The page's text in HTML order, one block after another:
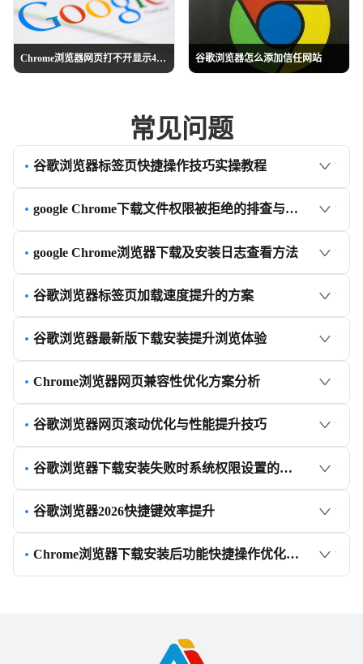
Chrome浏览器网页打不开显示404错误处理教程 谷歌浏览器怎么添加信任网站
常见问题
谷歌浏览器标签页快捷操作技巧实操教程
google Chrome下载文件权限被拒绝的排查与修复
google Chrome浏览器下载及安装日志查看方法
谷歌浏览器标签页加载速度提升的方案
谷歌浏览器最新版下载安装提升浏览体验
Chrome浏览器网页兼容性优化方案分析
谷歌浏览器网页滚动优化与性能提升技巧
谷歌浏览器下载安装失败时系统权限设置的排查方法
谷歌浏览器2026快捷键效率提升
Chrome浏览器下载安装后功能快捷操作优化教程